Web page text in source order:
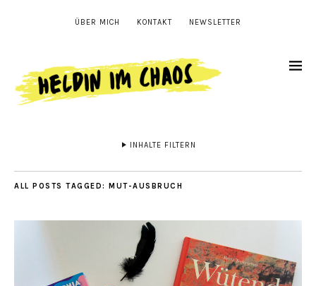
ÜBER MICH KONTAKT NEWSLETTER
INHALTE FILTERN
ALL POSTS TAGGED: MUT-AUSBRUCH